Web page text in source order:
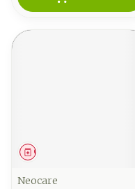
Geneesmiddel
Neocare